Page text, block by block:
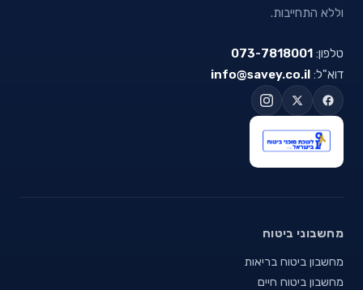
וללא התחייבות.
טלפון: 073-7818001
דוא"ל: info@savey.co.il
מחשבוני ביטוח
מחשבון ביטוח בריאות
מחשבון ביטוח חיים